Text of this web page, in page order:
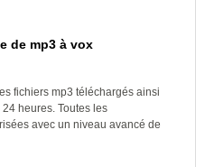
de mp3 à vox
fichiers mp3 téléchargés ainsi
heures. Toutes les
avec un niveau avancé de